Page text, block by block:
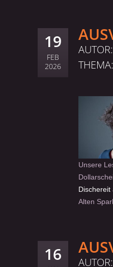
19
FEB
2026
THEMA:
Unsere
Dischereit
Alten
16